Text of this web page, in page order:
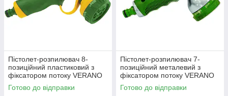
Пістолет-розпилювач 8-
позиційний пластиковий з
фіксатором потоку VERANO
72-012 |поливалка
розпилювач пістолет для
Готово до відправки
Пістолет-розпилювач 7-
позиційний металевий з
фіксатором потоку VERANO
72-027 |поливалка
розпилювач пістолет для
Готово до відправки